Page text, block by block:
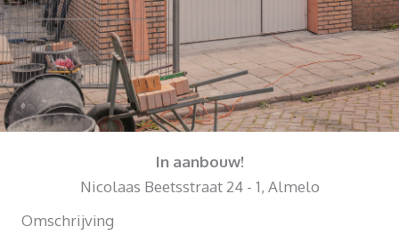
In aanbouw!
Nicolaas Beetsstraat 24 - 1, Almelo
Omschrijving